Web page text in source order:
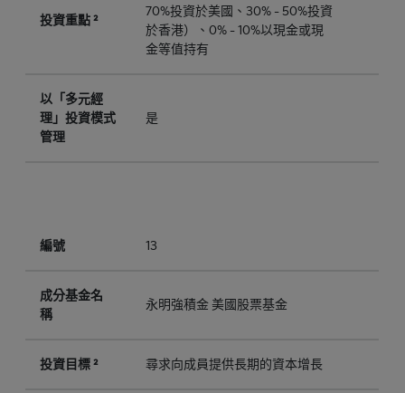
投資重點 ²
70%投資於美國、30% - 50%投資
於香港）、0% - 10%以現金或現
金等值持有
以「多元經
理」投資模式
管理
是
編號 13
成分基金名
稱
永明強積金 美國股票基金
投資目標 ² 尋求向成員提供長期的資本增長